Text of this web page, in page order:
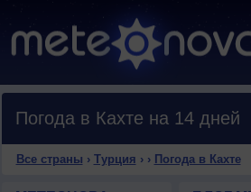
Погода в Кахте на 14 дней
Все страны › Турция › › Погода в Кахте